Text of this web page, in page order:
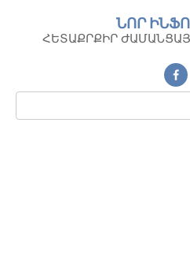
контенту
ՆՈՐ ԻՆՖՈ
ՀԵՏԱՔՐՔԻՐ
Поиск: